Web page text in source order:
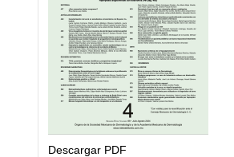
Descargar PDF